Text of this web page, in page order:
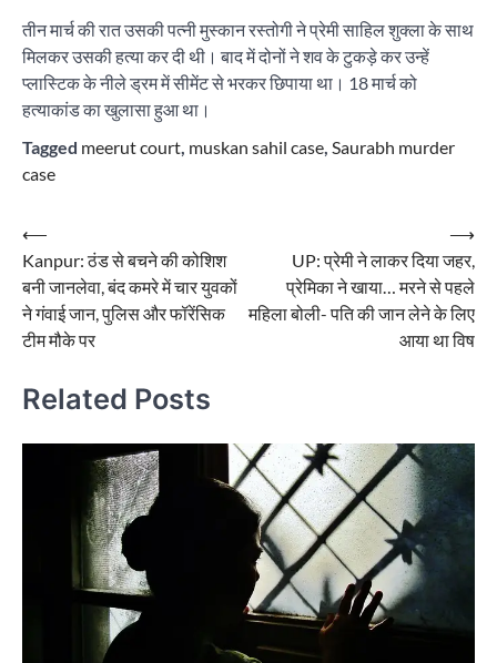
तीन मार्च की रात उसकी पत्नी मुस्कान रस्तोगी ने प्रेमी साहिल शुक्ला के साथ
मिलकर उसकी हत्या कर दी थी। बाद में दोनों ने शव के टुकड़े कर उन्हें
प्लास्टिक के नीले ड्रम में सीमेंट से भरकर छिपाया था। 18 मार्च को
हत्याकांड का खुलासा हुआ था।
Tagged meerut court, muskan sahil case, Saurabh murder
case
Post
navigation
⟵
Kanpur: ठंड से बचने की कोशिश
बनी जानलेवा, बंद कमरे में चार युवकों
ने गंवाई जान, पुलिस और फॉरेंसिक
टीम मौके पर
UP: प्रेमी ने लाकर दिया जहर,
प्रेमिका ने खाया… मरने से पहले
महिला बोली- पति की जान लेने के लिए
आया था विष
⟶
Related Posts